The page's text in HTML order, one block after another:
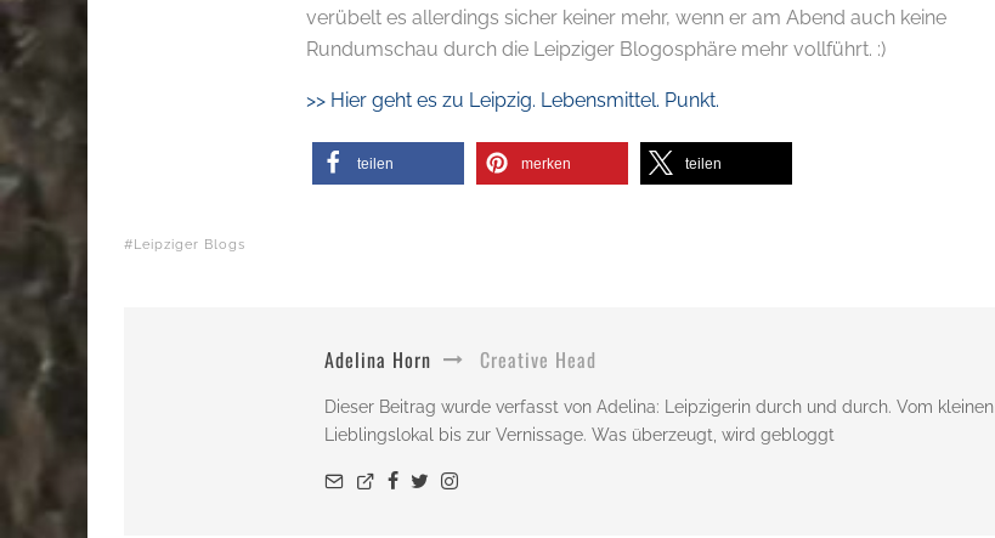
verübelt es allerdings sicher keiner mehr, wenn er am Abend auch keine
Rundumschau durch die Leipziger Blogosphäre mehr vollführt. :)
>> Hier geht es zu Leipzig. Lebensmittel. Punkt.
teilen merken teilen
Leipziger Blogs
Adelina Horn Creative Head
Dieser Beitrag wurde verfasst von Adelina: Leipzigerin durch und durch. Vom kleinen
Lieblingslokal bis zur Vernissage. Was überzeugt, wird gebloggt